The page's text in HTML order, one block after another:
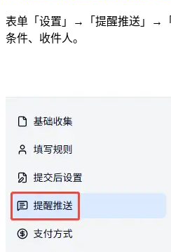
表单「设置」→「提醒推送」→
条件、收件人。